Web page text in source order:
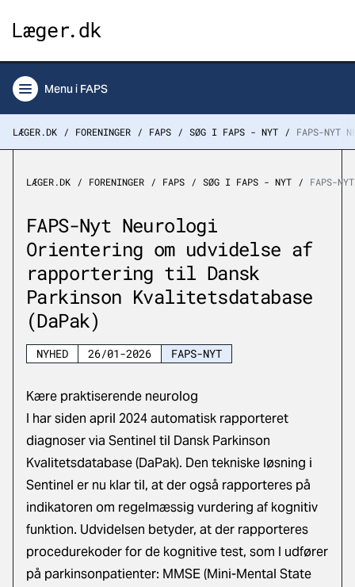
Menu i FAPS
LÆGER.DK FORENINGER FAPS SØG I FAPS - NYT FAPS-NYT
LÆGER.DK FORENINGER FAPS SØG I FAPS - NYT FAPS-
FAPS-Nyt Neurologi
Orientering om udvidelse af
rapportering til Dansk
Parkinson Kvalitetsdatabase
(DaPak)
NYHED 26/01-2026 FAPS-NYT
Kære praktiserende neurolog
I har siden april 2024 automatisk rapporteret
diagnoser via Sentinel til Dansk Parkinson
Kvalitetsdatabase (DaPak). Den tekniske løsning i
Sentinel er nu klar til, at der også rapporteres på
indikatoren om regelmæssig vurdering af kognitiv
funktion. Udvidelsen betyder, at der rapporteres
procedurekoder for de kognitive test, som I udfører
på parkinsonpatienter: MMSE (Mini-Mental State